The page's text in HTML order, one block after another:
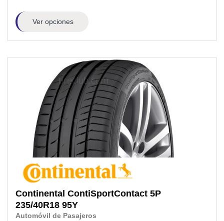
Ver opciones
Continental ContiSportContact 5P
235/40R18 95Y
Automóvil de Pasajeros